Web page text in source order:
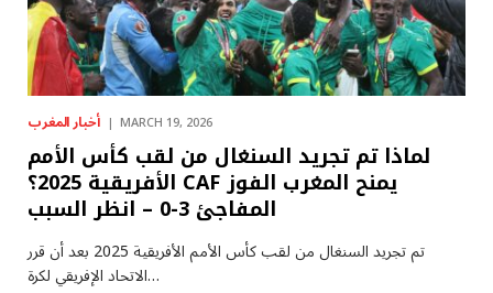
أخبار المغرب MARCH 19, 2026
لماذا تم تجريد السنغال من لقب كأس الأمم
الأفريقية 2025؟ CAF يمنح المغرب الفوز
المفاجئ 3-0 – انظر السبب
تم تجريد السنغال من لقب كأس الأمم الأفريقية 2025 بعد أن قرر
الاتحاد الإفريقي لكرة…